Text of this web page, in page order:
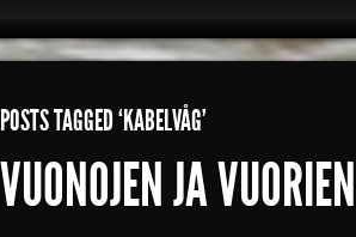
POSTS TAGGED ‘KABELVÅG’
VUONOJEN JA